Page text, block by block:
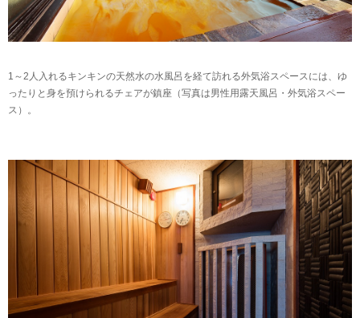
1～2人入れるキンキンの天然水の水風呂を経て訪れる外気浴スペースには、ゆ
ったりと身を預けられるチェアが鎮座（写真は男性用露天風呂・外気浴スペー
ス）。